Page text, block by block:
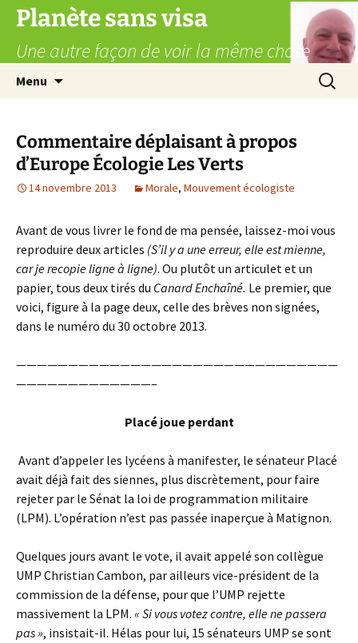
Aller
contenu
Planète sans visa
Une autre façon de voir la même chose
Menu
Commentaire déplaisant à propos
d’Europe Écologie Les Verts
14 novembre 2013 Morale, Mouvement écologiste
Avant de vous livrer le fond de ma pensée, laissez-moi vous
reproduire deux articles (S’il y a une erreur, elle est mienne,
car je recopie ligne à ligne). Ou plutôt un articulet et un
papier, tous deux tirés du Canard Enchaîné. Le premier, que
voici, figure à la page deux, celle des brèves non signées,
dans le numéro du 30 octobre 2013.
———————————————————————————————
—————————————–
Placé joue perdant
Avant d’appeler les lycéens à manifester, le sénateur Placé
avait déjà fait des siennes, plus discrètement, pour faire
rejeter par le Sénat la loi de programmation militaire
(LPM). L’opération n’est pas passée inaperçue à Matignon.
Quelques jours avant le vote, il avait appelé son collègue
UMP Christian Cambon, par ailleurs vice-président de la
commission de la défense, pour que l’UMP rejette
massivement la LPM. « Si vous votez contre, elle ne passera
pas », insistait-il. Hélas pour lui, 15 sénateurs UMP se sont